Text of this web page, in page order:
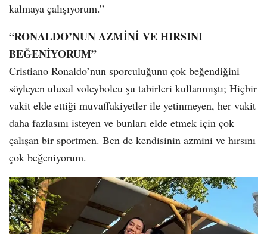
kalmaya çalışıyorum.”
“RONALDO’NUN AZMİNİ VE HIRSINI
BEĞENİYORUM”
Cristiano Ronaldo’nun sporculuğunu çok beğendiğini
söyleyen ulusal voleybolcu şu tabirleri kullanmıştı; Hiçbir
vakit elde ettiği muvaffakiyetler ile yetinmeyen, her vakit
daha fazlasını isteyen ve bunları elde etmek için çok
çalışan bir sportmen. Ben de kendisinin azmini ve hırsını
çok beğeniyorum.